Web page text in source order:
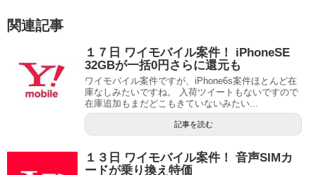
関連記事
１７日 ワイモバイル案件！ iPhoneSE
32GBが一括0円さらに還元も
ワイモバイル案件ですが、iPhone6s案件ほとんど在
庫なしみたいですね。 入荷ツイートもないですので
在庫追加もまだどこもきていないみたい...
記事を読む
１３日 ワイモバイル案件！ 音声SIMカ
ードが乗り換え特価